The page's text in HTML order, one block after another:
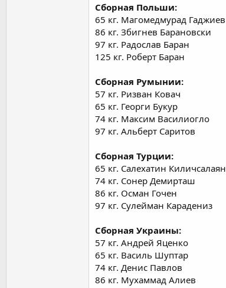
Mahamed ZAKARIIEV (UKR)
125kg
Paris KAREPI (ALB)
Johannes LUDESCHER (AUT)
Jamaladdin MAGOMEDOV (AZE)
Georgi Lyubomirov IVANOV (BUL)
Jose CUBA VAZQUEZ (ESP)
Jere Tapani HEINO (FIN)
Gennadij CUDINOVIC (GER)
Daniel LIGETI (HUN)
Robert BARAN (POL)
Сборная Польши:
65 кг. Магомедмурад Гаджиев
86 кг. Збигнев Барановски
97 кг. Радослав Баран
125 кг. Роберт Баран
Сборная Румынии:
57 кг. Ризван Ковач
65 кг. Георги Букур
74 кг. Максим Василиогло
97 кг. Альберт Саритов
Сборная Турции:
65 кг. Салехатин Киличсалаян
74 кг. Сонер Демирташ
86 кг. Осман Гочен
97 кг. Сулейман Карадениз
Сборная Украины:
57 кг. Андрей Яценко
65 кг. Василь Шуптар
74 кг. Денис Павлов
86 кг. Мухаммад Алиев